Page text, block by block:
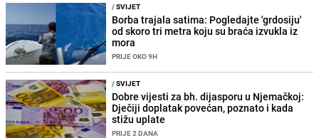
/SVIJET
Borba trajala satima: Pogledajte 'grdosiju'
od skoro tri metra koju su braća izvukla iz
mora
PRIJE OKO 9H
/SVIJET
Dobre vijesti za bh. dijasporu u Njemačkoj:
Dječiji doplatak povećan, poznato i kada
stižu uplate
PRIJE 2 DANA